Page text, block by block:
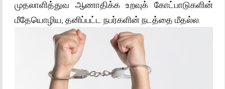
முதலாளித்துவ ஆணாதிக்க உறவுக் கோட்பாடுகளின்
மீதேயொழிய, தனிப்பட்ட நபர்களின் நடத்தை மீதல்ல.